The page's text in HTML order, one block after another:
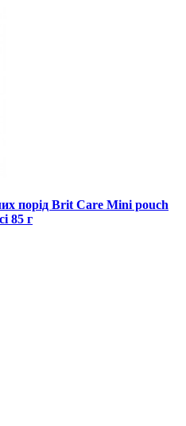
порід Brit Care Mini pouch
85 г